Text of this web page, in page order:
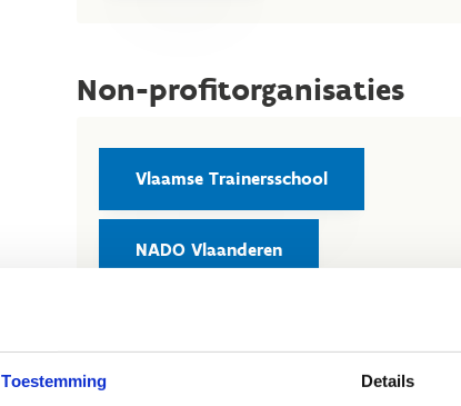
Toestemming Details
Non-profitorganisaties
Vlaamse Trainersschool
NADO Vlaanderen